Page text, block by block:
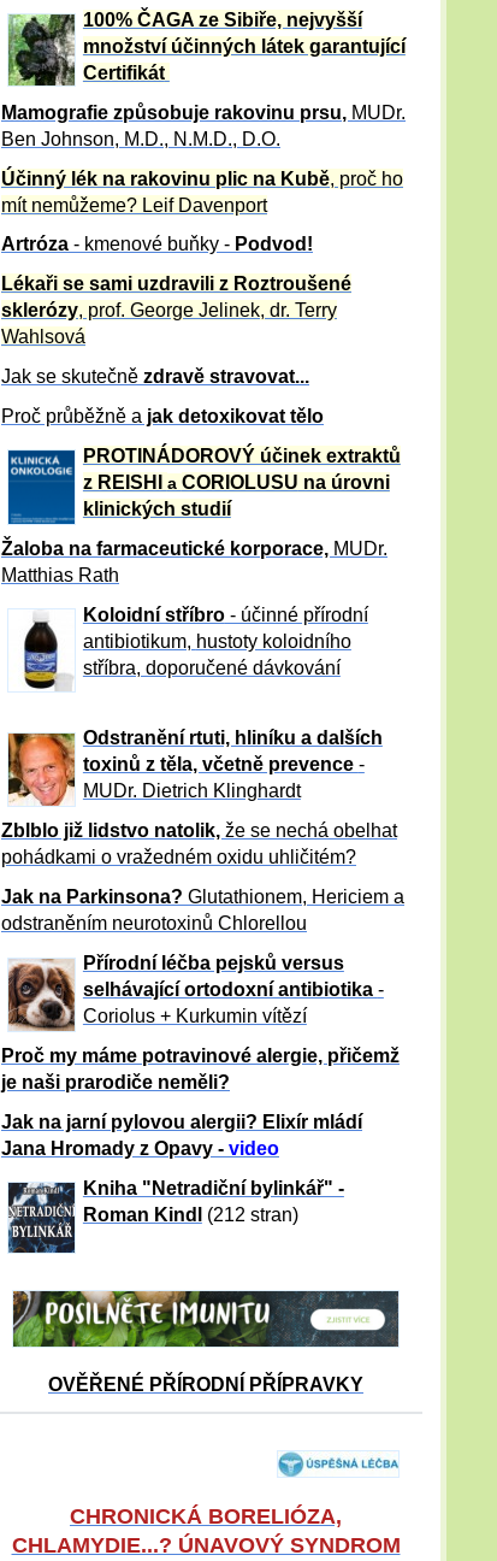
100% ČAGA ze Sibiře, nejvyšší
množství účinných látek garantující
Certifikát
Mamografie způsobuje rakovinu prsu, MUDr.
Ben Johnson, M.D., N.M.D., D.O.
Účinný lék na rakovinu plic na Kubě, proč ho
mít nemůžeme? Leif Davenport
Artróza - kmenové buňky - Podvod!
Lékaři se sami uzdravili z Roztroušené
sklerózy, prof. George Jelinek, dr. Terry
Wahlsová
Jak se skutečně zdravě stravovat...
Proč průběžně a jak detoxikovat tělo
PROTINÁDOROVÝ účinek extraktů
z REISHI a CORIOLUSU na úrovni
klinických studií
Žaloba na farmaceutické korporace, MUDr.
Matthias Rath
Koloidní stříbro- účinné přírodní
antibiotikum, hustoty koloidního
stříbra, doporučené dávkování
Odstranění rtuti, hliníku a dalších
toxinů z těla, včetně prevence -
MUDr. Dietrich Klinghardt
Zblblo již lidstvo natolik, že se nechá obelhat
pohádkami o vražedném oxidu uhličitém?
Jak na Parkinsona? Glutathionem, Hericiem a
odstraněním neurotoxinů Chlorellou
Přírodní léčba pejsků versus
selhávající ortodoxní antibiotika -
Coriolus + Kurkumin vítězí
Proč my máme potravinové alergie, přičemž
je naši prarodiče neměli?
Jak na jarní pylovou alergii? Elixír mládí
Jana Hromady z Opavy - video
Kniha "Netradiční bylinkář" -
Roman Kindl
(212 stran)
OVĚŘENÉ PŘÍRODNÍ PŘÍPRAVKY
CHRONICKÁ BORELIÓZA,
CHLAMYDIE...? ÚNAVOVÝ SYNDROM